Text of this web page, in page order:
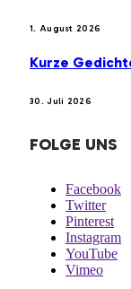
1. August 2026
Kurze
30. Juli 2026
FOLGE UNS
Facebook
Twitter
Pinterest
Instagram
YouTube
Vimeo